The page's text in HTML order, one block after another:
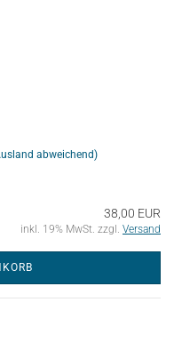
abweichend)
38,00 EUR
inkl. 19% MwSt. zzgl. Versand